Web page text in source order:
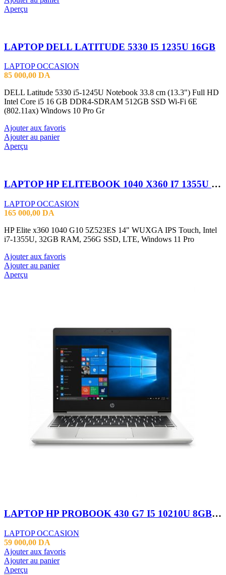
Aperçu
LAPTOP DELL LATITUDE 5330 I5 1235U 16GB
LAPTOP OCCASION
85 000,00 DA
DELL Latitude 5330 i5-1245U Notebook 33.8 cm (13.3") Full HD
Intel Core i5 16 GB DDR4-SDRAM 512GB SSD Wi-Fi 6E
(802.11ax) Windows 10 Pro Gr
Ajouter aux favoris
Ajouter au panier
Aperçu
LAPTOP HP ELITEBOOK 1040 X360 I7 1355U 32GB 256SSD 14″TACTILE X360
LAPTOP OCCASION
165 000,00 DA
HP Elite x360 1040 G10 5Z523ES 14" WUXGA IPS Touch, Intel
i7-1355U, 32GB RAM, 256G SSD, LTE, Windows 11 Pro
Ajouter aux favoris
Ajouter au panier
Aperçu
LAPTOP HP PROBOOK 430 G7 I5 10210U 8GB 256 SSD 13.3 FHD
LAPTOP OCCASION
59 000,00 DA
Ajouter aux favoris
Ajouter au panier
Aperçu